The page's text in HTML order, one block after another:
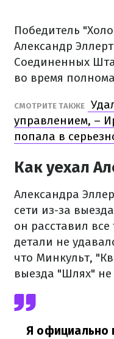
Победитель
Александр
Соединенных
во время
СМОТРИТЕ ТАКЖЕ
управлением, –
попала в
Как уехал
Александра
сети из-за
он расставил
детали не
что Минкульт,
выезда "Шлях"
Я официально